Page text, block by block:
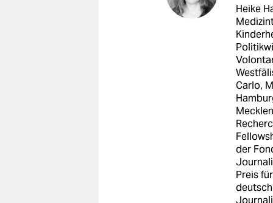
Heike
Carlo,
der
Preis